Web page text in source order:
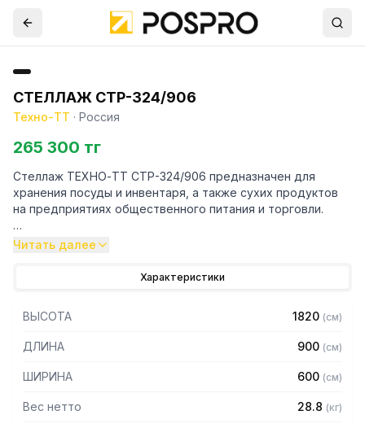
СТЕЛЛАЖ СТР-324/906
Техно-ТТ · Россия
265 300 тг
Стеллаж ТЕХНО-ТТ СТР-324/906 предназначен для
хранения посуды и инвентаря, а также сухих продуктов
на предприятиях общественного питания и торговли.
Особенности:
— Стеллаж технологический разборный
— Четыре сплошные полки из нержавеющей стали марки
AISI 430 толщиной 0,8 мм
— Расстояние между полками регулируемое с шагом 50
мм
— Стеллаж поставляется в разобранном виде
Читать далее
Характеристики
ВЫСОТА 1820 (см)
ДЛИНА 900 (см)
ШИРИНА 600 (см)
Вес нетто 28.8 (кг)